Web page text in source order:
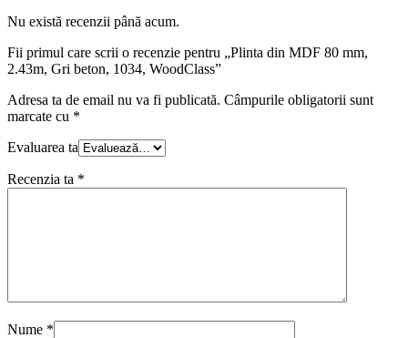
Nu există recenzii până acum.
Fii primul care scrii o recenzie pentru „Plinta din MDF 80 mm,
2.43m, Gri beton, 1034, WoodClass”
Adresa ta de email nu va fi publicată. Câmpurile obligatorii sunt
marcate cu *
Evaluarea ta
Recenzia ta *
Nume *